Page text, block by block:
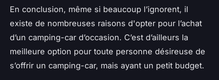
En conclusion, même si beaucoup l’ignorent, il
existe de nombreuses raisons d'opter pour l’achat
d’un camping-car d’occasion. C’est d’ailleurs la
meilleure option pour toute personne désireuse de
s’offrir un camping-car, mais ayant un petit budget.